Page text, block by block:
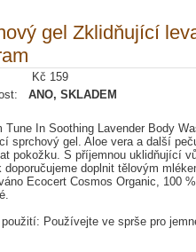
gel Zklidňující
Kč 159
ANO, SKLADEM
Tune In Soothing Lavender Body
sprchový gel. Aloe vera a další
pokožku. S příjemnou uklidňující
doporučujeme doplnit tělovým
Ecocert Cosmos Organic, 100
použití: Používejte ve sprše pro